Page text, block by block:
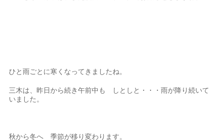
ひと雨ごとに寒くなってきましたね。
三木は、昨日から続き午前中も しとしと・・・雨が降り続いて
いました。
秋から冬へ 季節が移り変わります。